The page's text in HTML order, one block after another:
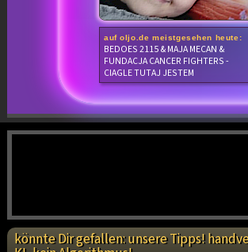
auf oljo.de meistgesehen heute:
BEDOES 2115 & MAJA MECAN &
FUNDACJA CANCER FIGHTERS -
CIAGLE TUTAJ JESTEM
könnte Dir gefallen: unsere Tipps!